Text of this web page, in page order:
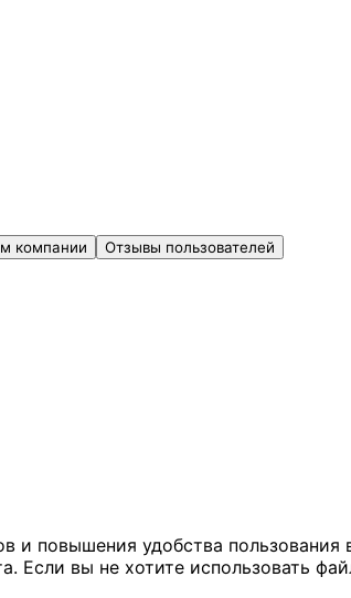
компании
Отзывы пользователей
и повышения удобства
вы не хотите использовать